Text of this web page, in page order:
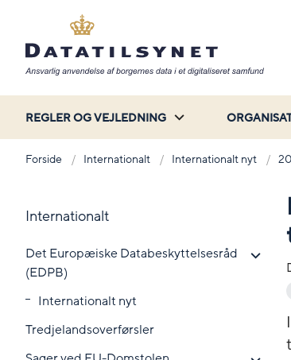
REGLER OG VEJLEDNING
Forside Internationalt Internationalt nyt
Internationalt
Det Europæiske Databeskyttelsesråd
(EDPB)
Internationalt nyt
Tredjelandsoverførsler